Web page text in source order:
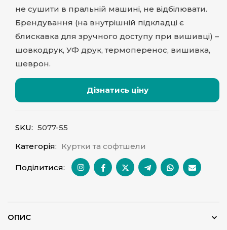
не сушити в пральній машині, не відбілювати.
Брендування (на внутрішній підкладці є
блискавка для зручного доступу при вишивці) –
шовкодрук, УФ друк, термоперенос, вишивка,
шеврон.
Дізнатись ціну
SKU: 5077-55
Категорія: Куртки та софтшели
Поділитися:
ОПИС